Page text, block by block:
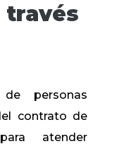
través
personas
contrato de
atender